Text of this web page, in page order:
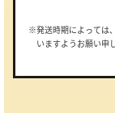
※発送時期によっては
いますようお願い申